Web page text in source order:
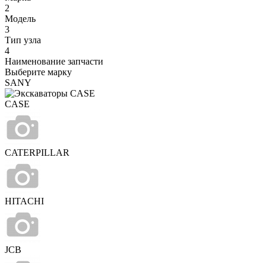
2
Модель
3
Тип узла
4
Наименование запчасти
Выберите марку
SANY
CASE
CATERPILLAR
HITACHI
JCB